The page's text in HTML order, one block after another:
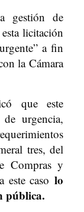
gestión de
licitación
a fin
la Cámara
que este
urgencia,
tres, del
Compras y
este caso lo
pública.